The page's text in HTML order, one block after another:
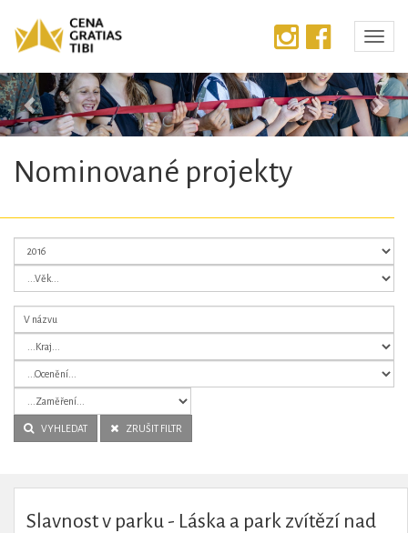
Předchozí
Nominované projekty
VYHLEDAT ZRUŠIT FILTR
Slavnost v parku - Láska a park zvítězí nad